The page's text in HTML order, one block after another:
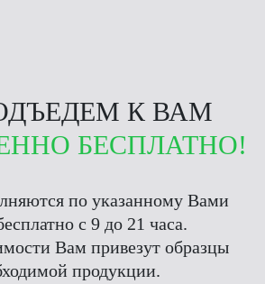
К ВАМ
БЕСПЛАТНО!
по указанному Вами
с 9 до 21 часа.
Вам привезут образцы
продукции.